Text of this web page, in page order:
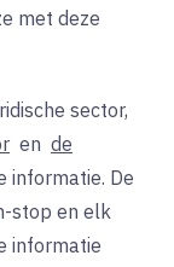
met deze
sector,
en de
informatie. De
stop en elk
informatie